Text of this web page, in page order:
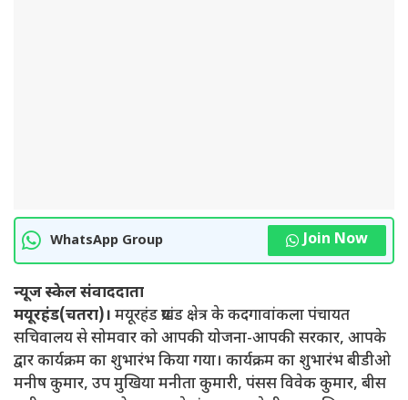
WhatsApp Group Join Now
न्यूज स्केल संवाददाता
मयूरहंड(चतरा)। मयूरहंड प्रखंड क्षेत्र के कदगावांकला पंचायत
सचिवालय से सोमवार को आपकी योजना-आपकी सरकार, आपके
द्वार कार्यक्रम का शुभारंभ किया गया। कार्यक्रम का शुभारंभ बीडीओ
मनीष कुमार, उप मुखिया मनीता कुमारी, पंसस विवेक कुमार, बीस